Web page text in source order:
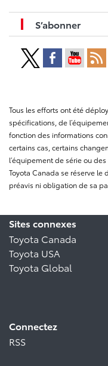
S’abonner
Tous les efforts ont été
spécifications, de
fonction des informations
certains cas, certains
l’équipement de série ou
Toyota Canada se réserve le
préavis ni obligation de sa
Sites connexes
Toyota Canada
Toyota USA
Toyota Global
Connectez
RSS